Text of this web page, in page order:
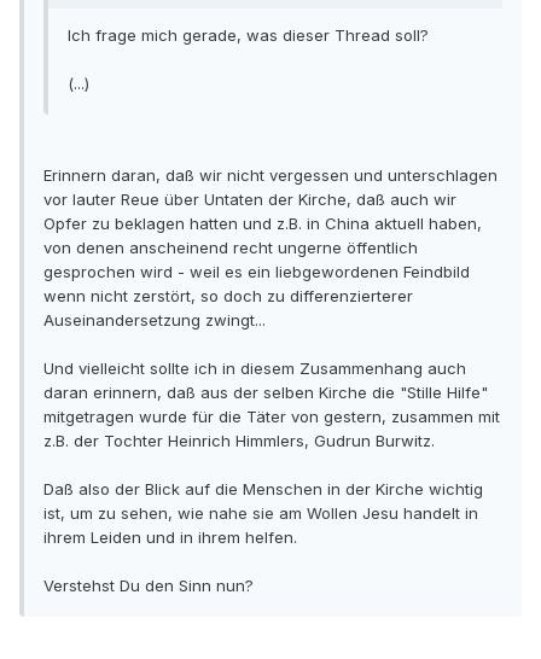
Ich frage mich gerade, was dieser Thread soll?
(...)
Erinnern daran, daß wir nicht vergessen und unterschlagen
vor lauter Reue über Untaten der Kirche, daß auch wir
Opfer zu beklagen hatten und z.B. in China aktuell haben,
von denen anscheinend recht ungerne öffentlich
gesprochen wird - weil es ein liebgewordenen Feindbild
wenn nicht zerstört, so doch zu differenzierterer
Auseinandersetzung zwingt...
Und vielleicht sollte ich in diesem Zusammenhang auch
daran erinnern, daß aus der selben Kirche die "Stille Hilfe"
mitgetragen wurde für die Täter von gestern, zusammen mit
z.B. der Tochter Heinrich Himmlers, Gudrun Burwitz.
Daß also der Blick auf die Menschen in der Kirche wichtig
ist, um zu sehen, wie nahe sie am Wollen Jesu handelt in
ihrem Leiden und in ihrem helfen.
Verstehst Du den Sinn nun?